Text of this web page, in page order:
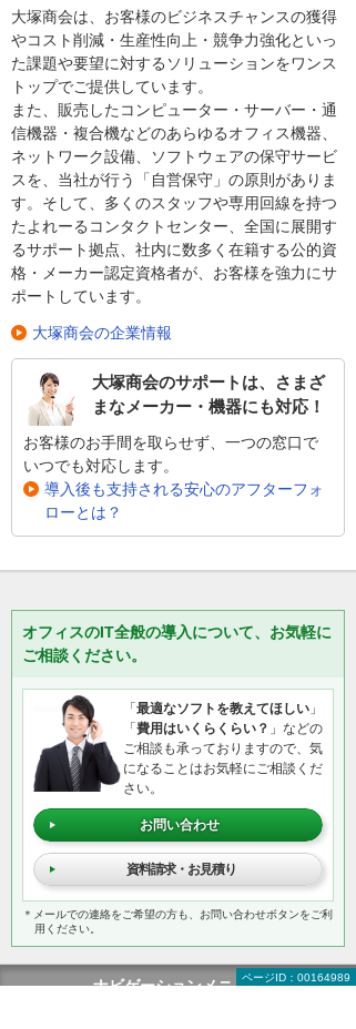
大塚商会は、お客様のビジネスチャンスの獲得
やコスト削減・生産性向上・競争力強化といっ
た課題や要望に対するソリューションをワンス
トップでご提供しています。
また、販売したコンピューター・サーバー・通
信機器・複合機などのあらゆるオフィス機器、
ネットワーク設備、ソフトウェアの保守サービ
スを、当社が行う「自営保守」の原則がありま
す。そして、多くのスタッフや専用回線を持つ
たよれーるコンタクトセンター、全国に展開す
るサポート拠点、社内に数多く在籍する公的資
格・メーカー認定資格者が、お客様を強力にサ
ポートしています。
大塚商会の企業情報
大塚商会のサポートは、さまざ
まなメーカー・機器にも対応！
お客様のお手間を取らせず、一つの窓口で
いつでも対応します。
導入後も支持される安心のアフターフォ
ローとは？
オフィスのIT全般の導入について、お気軽に
ご相談ください。
「最適なソフトを教えてほしい 」
「費用はいくらくらい？ 」などの
ご相談も承っておりますので、気
になることはお気軽にご相談くだ
さい。
お問い合わせ
資料請求・お見積り
＊メールでの連絡をご希望の方も、お問い合わせボタンをご利
用ください。
ページID：00164989
ナビゲーションメニュー